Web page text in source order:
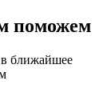
поможем
ближайшее